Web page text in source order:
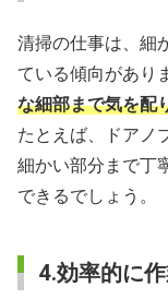
清掃の仕事は、細
ている傾向があり
な細部まで気を配
たとえば、ドアノ
細かい部分まで丁
できるでしょう。
4.効率的に